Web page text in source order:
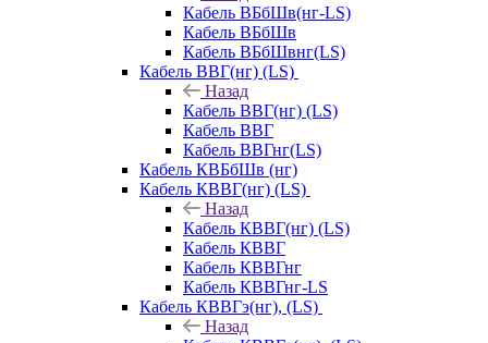
Кабель ВБбШв(нг-LS)
Кабель ВБбШв
Кабель ВБбШвнг(LS)
Кабель ВВГ(нг) (LS)
Назад
Кабель ВВГ(нг) (LS)
Кабель ВВГ
Кабель ВВГнг(LS)
Кабель КВБбШв (нг)
Кабель КВВГ(нг) (LS)
Назад
Кабель КВВГ(нг) (LS)
Кабель КВВГ
Кабель КВВГнг
Кабель КВВГнг-LS
Кабель КВВГэ(нг), (LS)
Назад